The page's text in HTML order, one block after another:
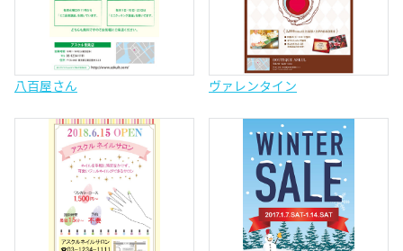
八百屋さん ヴァレンタイン